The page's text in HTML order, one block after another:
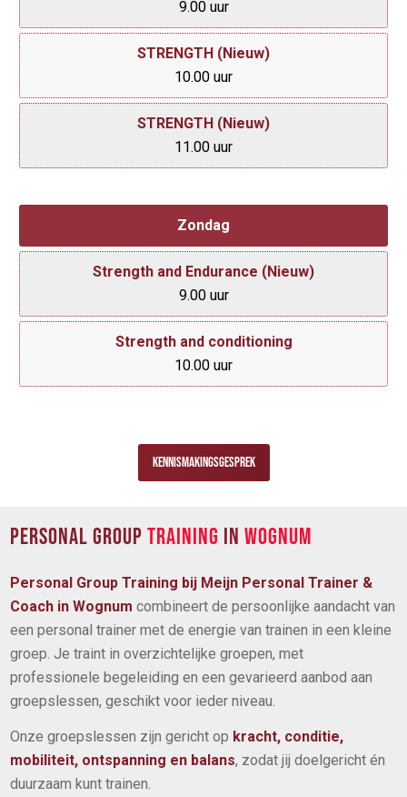
9.00 uur
STRENGTH (Nieuw)
10.00 uur
STRENGTH (Nieuw)
11.00 uur
Zondag
Strength and Endurance (Nieuw)
9.00 uur
Strength and conditioning
10.00 uur
Kennismakingsgesprek
PERSONAL GROUPTRAINING IN WOGNUM
Personal Group Training bij Meijn Personal Trainer &
Coach in Wognum combineert de persoonlijke aandacht van
een personal trainer met de energie van trainen in een kleine
groep. Je traint in overzichtelijke groepen, met
professionele begeleiding en een gevarieerd aanbod aan
groepslessen, geschikt voor ieder niveau.
Onze groepslessen zijn gericht op kracht, conditie,
mobiliteit, ontspanning en balans, zodat jij doelgericht én
duurzaam kunt trainen.